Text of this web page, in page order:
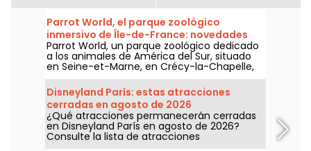
Parrot World, el parque zoológico
inmersivo de Île-de-France: novedades
para 2026
Parrot World, un parque zoológico dedicado
a los animales de América del Sur, situado
en Seine-et-Marne, en Crécy-la-Chapelle,
abrirá sus puertas a partir del 7 de febrero
de 2026. Si aún no has visitado este
zoológico, allí te esperan jaguares, pingüinos
y coloridos loros que vuelan en una de las
mayores aviarios de Europa, además de
opciones de alojamiento en lodges para
dormir muy cerca de los animales. Un
Disneyland París: estas atracciones
cerradas en agosto de 2026
¿Qué atracciones permanecerán cerradas
en Disneyland París en agosto de 2026?
Consulte la lista de atracciones
temporalmente fuera de servicio por